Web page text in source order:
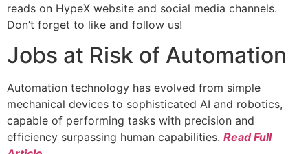
reads on HypeX website and social media channels.
Don’t forget to like and follow us!
Jobs at Risk of Automation
Automation technology has evolved from simple
mechanical devices to sophisticated AI and robotics,
capable of performing tasks with precision and
efficiency surpassing human capabilities. Read Full